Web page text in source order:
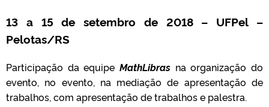
13 a 15 de setembro de 2018 – UFPel –
Pelotas/RS
Participação da equipe MathLibras na organização do
evento, no evento, na mediação de apresentação de
trabalhos, com apresentação de trabalhos e palestra.